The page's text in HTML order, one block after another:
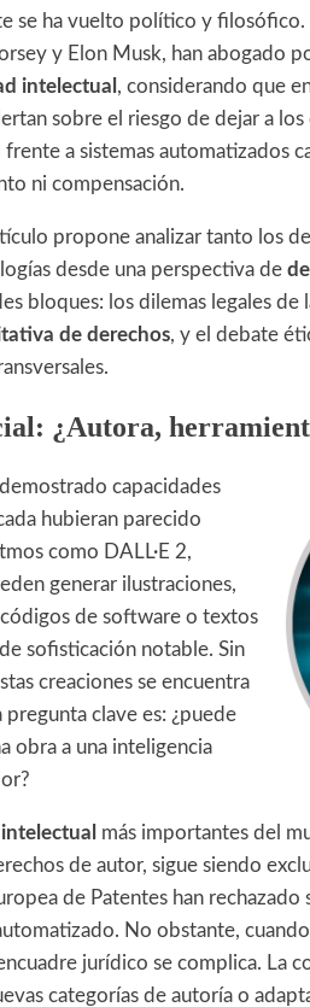
se ha vuelto político y
y Elon Musk, han abogado
intelectual , considerando que
sobre el riesgo de dejar a
a sistemas automatizados
ni compensación.
propone analizar tanto los
desde una perspectiva de
bloques: los dilemas legales
de derechos, y el debate
¿Autora,
capacidades
hubieran parecido
como DALL·E 2,
generar ilustraciones,
de software o textos
sofisticación notable. Sin
creaciones se encuentra
clave es: ¿puede
obra a una inteligencia
más importantes del
de autor, sigue siendo
de Patentes han
No obstante,
jurídico se complica. La
categorías de autoría o